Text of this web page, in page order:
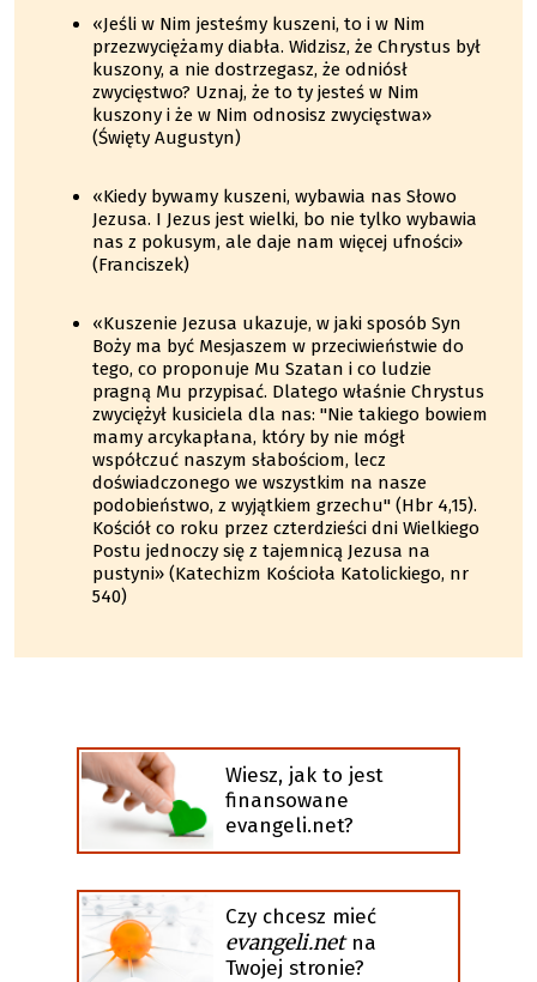
«Jeśli w Nim jesteśmy kuszeni, to i w Nim
przezwyciężamy diabła. Widzisz, że Chrystus był
kuszony, a nie dostrzegasz, że odniósł
zwycięstwo? Uznaj, że to ty jesteś w Nim
kuszony i że w Nim odnosisz zwycięstwa»
(Święty Augustyn)
«Kiedy bywamy kuszeni, wybawia nas Słowo
Jezusa. I Jezus jest wielki, bo nie tylko wybawia
nas z pokusym, ale daje nam więcej ufności»
(Franciszek)
«Kuszenie Jezusa ukazuje, w jaki sposób Syn
Boży ma być Mesjaszem w przeciwieństwie do
tego, co proponuje Mu Szatan i co ludzie
pragną Mu przypisać. Dlatego właśnie Chrystus
zwyciężył kusiciela dla nas: "Nie takiego bowiem
mamy arcykapłana, który by nie mógł
współczuć naszym słabościom, lecz
doświadczonego we wszystkim na nasze
podobieństwo, z wyjątkiem grzechu" (Hbr 4,15).
Kościół co roku przez czterdzieści dni Wielkiego
Postu jednoczy się z tajemnicą Jezusa na
pustyni» (Katechizm Kościoła Katolickiego, nr
540)
Wiesz, jak to jest
finansowane
evangeli.net?
Czy chcesz mieć
evangeli.netna
Twojej stronie?